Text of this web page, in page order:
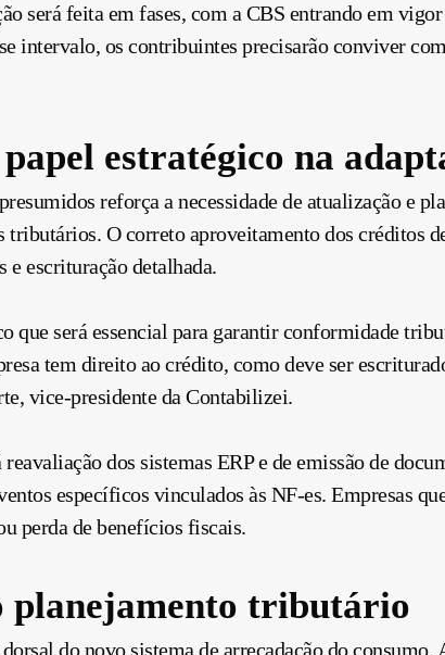
será feita em fases, com a CBS entrando em
intervalo, os contribuintes precisarão conviver
estratégico na
reforça a necessidade de atualização e
tributários. O correto aproveitamento dos créditos
e escrituração detalhada.
que será essencial para garantir conformidade
tem direito ao crédito, como deve ser
vice-presidente da Contabilizei.
dos sistemas ERP e de emissão de
específicos vinculados às NF-es. Empresas
perda de benefícios fiscais.
planejamento tributário
do novo sistema de arrecadação do